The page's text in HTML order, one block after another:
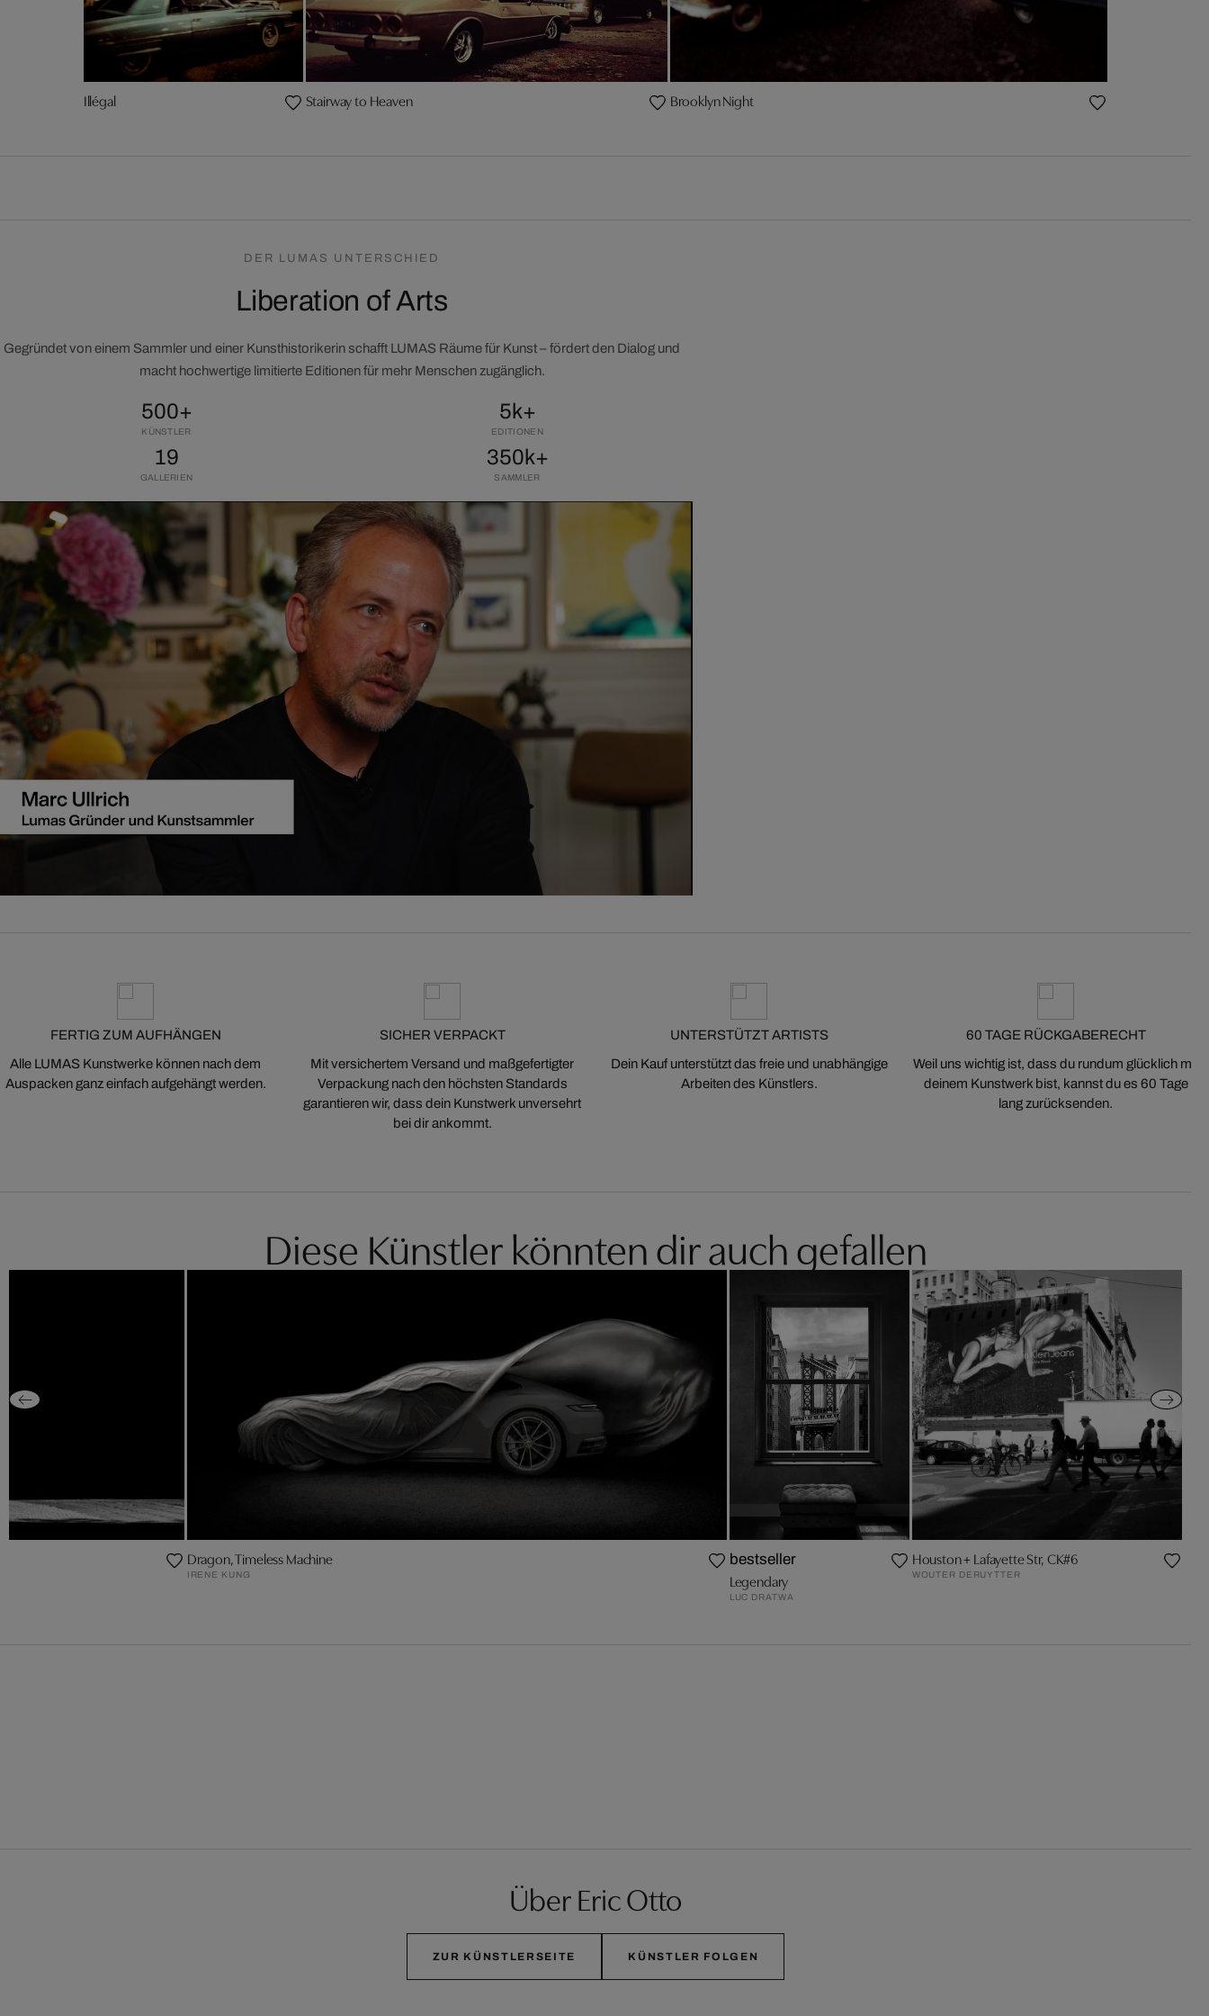
Illégal Stairway to Heaven Brooklyn Night
DER LUMAS UNTERSCHIED
Liberation of Arts
Gegründet von einem Sammler und einer Kunsthistorikerin schafft LUMAS Räume für Kunst – fördert den Dialog und
macht hochwertige limitierte Editionen für mehr Menschen zugänglich.
500+
KÜNSTLER
5k+
EDITIONEN
19
GALLERIEN
350k+
SAMMLER
FERTIG ZUM AUFHÄNGEN
Alle LUMAS Kunstwerke können nach dem
Auspacken ganz einfach aufgehängt werden.
SICHER VERPACKT
Mit versichertem Versand und maßgefertigter
Verpackung nach den höchsten Standards
garantieren wir, dass dein Kunstwerk unversehrt
bei dir ankommt.
UNTERSTÜTZT ARTISTS
Dein Kauf unterstützt das freie und unabhängige
Arbeiten des Künstlers.
60 TAGE RÜCKGABERECHT
Weil uns wichtig ist, dass du rundum glücklich mit
deinem Kunstwerk bist, kannst du es 60 Tage
lang zurücksenden.
Diese Künstler könnten dir auch gefallen
Dragon, Timeless Machine
IRENE KUNG
bestseller
Legendary
LUC DRATWA
Houston + Lafayette Str, CK#6
WOUTER DERUYTTER
Über Eric Otto
ZUR KÜNSTLERSEITE KÜNSTLER FOLGEN